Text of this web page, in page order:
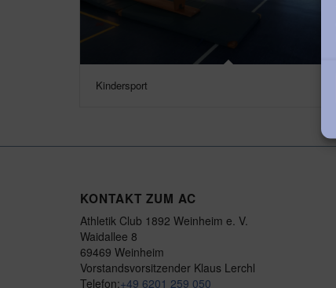
Kindersport
KONTAKT ZUM AC
Athletik Club 1892 Weinheim e. V.
Waidallee 8
69469 Weinheim
Vorstandsvorsitzender Klaus Lerchl
Telefon:+49 6201 259 050